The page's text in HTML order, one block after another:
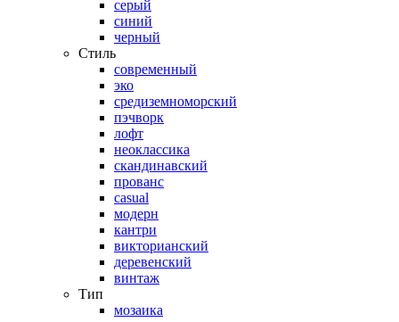
серый
синий
черный
Стиль
современный
эко
средиземноморский
пэчворк
лофт
неоклассика
скандинавский
прованс
casual
модерн
кантри
викторианский
деревенский
винтаж
Тип
мозаика